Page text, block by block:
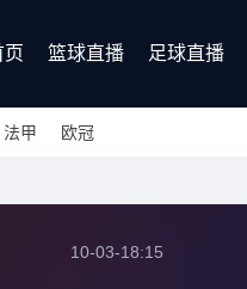
页 篮球直播 足球直播
法甲 欧冠
10-03-18:15